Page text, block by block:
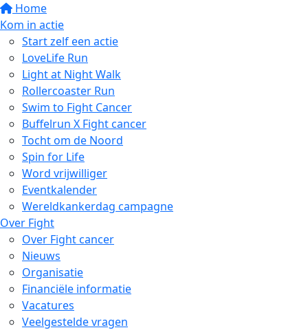
Home
Kom in actie
Start zelf een actie
LoveLife Run
Light at Night Walk
Rollercoaster Run
Swim to Fight Cancer
Buffelrun X Fight cancer
Tocht om de Noord
Spin for Life
Word vrijwilliger
Eventkalender
Wereldkankerdag campagne
Over Fight
Over Fight cancer
Nieuws
Organisatie
Financiële informatie
Vacatures
Veelgestelde vragen